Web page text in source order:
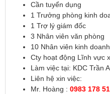
Cần tuyển dụng
1 Trưởng phòng kinh
1 Trợ lý giám đốc
3 Nhân viên văn phòng
10 Nhân viên kinh doanh
Cty hoạt động Lĩnh vực
Làm việc tại: KDC Trần
Liên hệ xin việc:
Mr. Hoàng : 0983 178